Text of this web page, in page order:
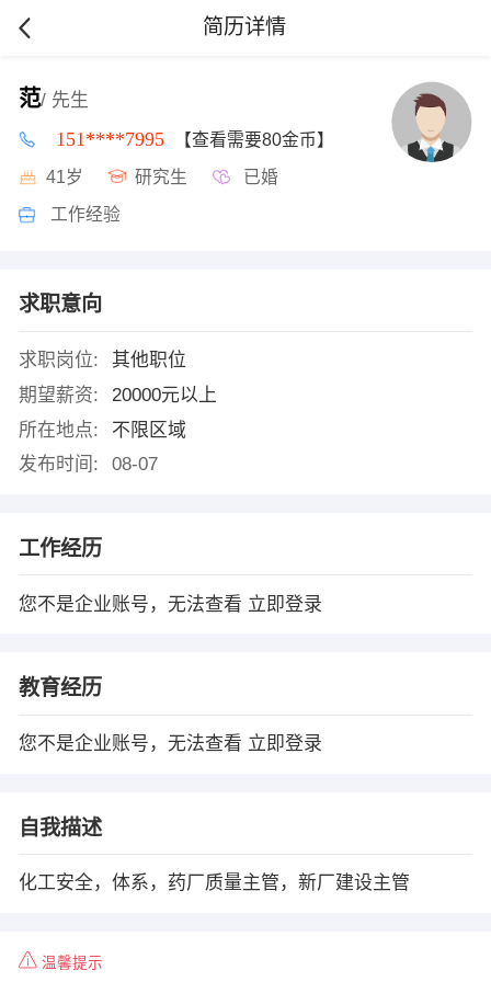
简历详情
范/ 先生
151****7995 【查看需要80金币】
41岁 研究生 已婚
工作经验
求职意向
求职岗位:
其他职位
期望薪资:
20000元以上
所在地点:
不限区域
发布时间:
08-07
工作经历
您不是企业账号，无法查看 立即登录
教育经历
您不是企业账号，无法查看 立即登录
自我描述
化工安全，体系，药厂质量主管，新厂建设主管
温馨提示